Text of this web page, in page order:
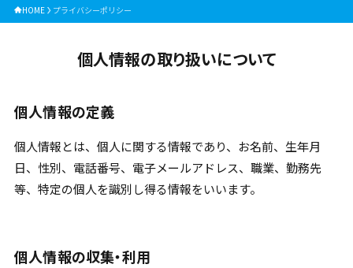
HOME プライバシーポリシー
個人情報の取り扱いについて
個人情報の定義
個人情報とは、個人に関する情報であり、お名前、生年月
日、性別、電話番号、電子メールアドレス、職業、勤務先
等、特定の個人を識別し得る情報をいいます。
個人情報の収集・利用